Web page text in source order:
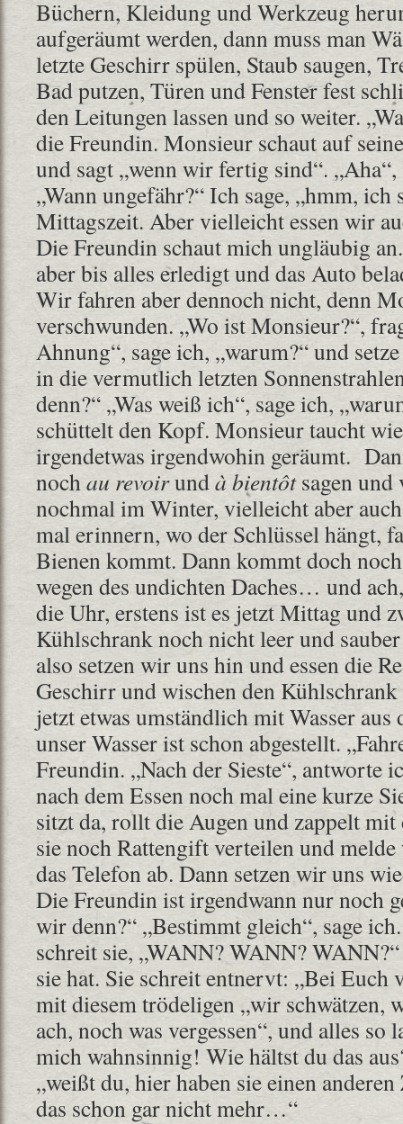
Büchern, Kleidung und Werkzeug
aufgeräumt werden, dann muss man
letzte Geschirr spülen, Staub saugen,
Bad putzen, Türen und Fenster fest
den Leitungen lassen und so weiter.
die Freundin. Monsieur schaut auf
und sagt „wenn wir fertig sind“.
„Wann ungefähr?“ Ich sage, „hmm, ich
Mittagszeit. Aber vielleicht essen wir
Die Freundin schaut mich ungläubig
aber bis alles erledigt und das Auto
Wir fahren aber dennoch nicht, denn
verschwunden. „Wo ist Monsieur?“,
Ahnung“, sage ich, „warum?“ und
in die vermutlich letzten
denn?“ „Was weiß ich“, sage ich,
schüttelt den Kopf. Monsieur taucht
irgendetwas irgendwohin geräumt.
nochau revoirundà bientôtsagen
nochmal im Winter, vielleicht aber
mal erinnern, wo der Schlüssel hängt,
Bienen kommt. Dann kommt doch
wegen des undichten Daches… und
die Uhr, erstens ist es jetzt Mittag und
Kühlschrank noch nicht leer und
also setzen wir uns hin und essen die
Geschirr und wischen den
jetzt etwas umständlich mit Wasser
unser Wasser ist schon abgestellt.
Freundin. „Nach der Sieste“, antworte
nach dem Essen noch mal eine kurze
sitzt da, rollt die Augen und zappelt mit
sie noch Rattengift verteilen und melde
das Telefon ab. Dann setzen wir uns
Die Freundin ist irgendwann nur noch
wir denn?“ „Bestimmt gleich“, sage
schreit sie, „WANN? WANN?
sie hat. Sie schreit entnervt: „Bei Euch
mit diesem trödeligen „wir schwätzen,
ach, noch was vergessen“, und alles
mich wahnsinnig! Wie hältst du das
„weißt du, hier haben sie einen
das schon gar nicht mehr…“